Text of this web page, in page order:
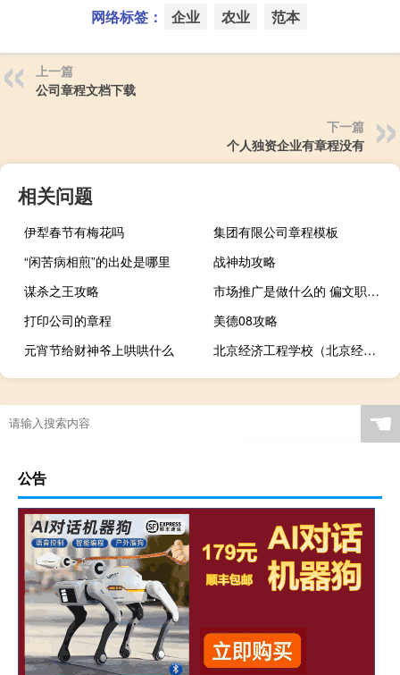
网络标签： 企业 农业 范本
上一篇
公司章程文档下载
下一篇
个人独资企业有章程没有
相关问题
伊犁春节有梅花吗
集团有限公司章程模板
“闲苦病相煎”的出处是哪里
战神劫攻略
谋杀之王攻略
市场推广是做什么的 偏文职嘛（市场推广是做什么的）
打印公司的章程
美德08攻略
元宵节给财神爷上哄哄什么
北京经济工程学校（北京经济工程学院简介）
☚
公告